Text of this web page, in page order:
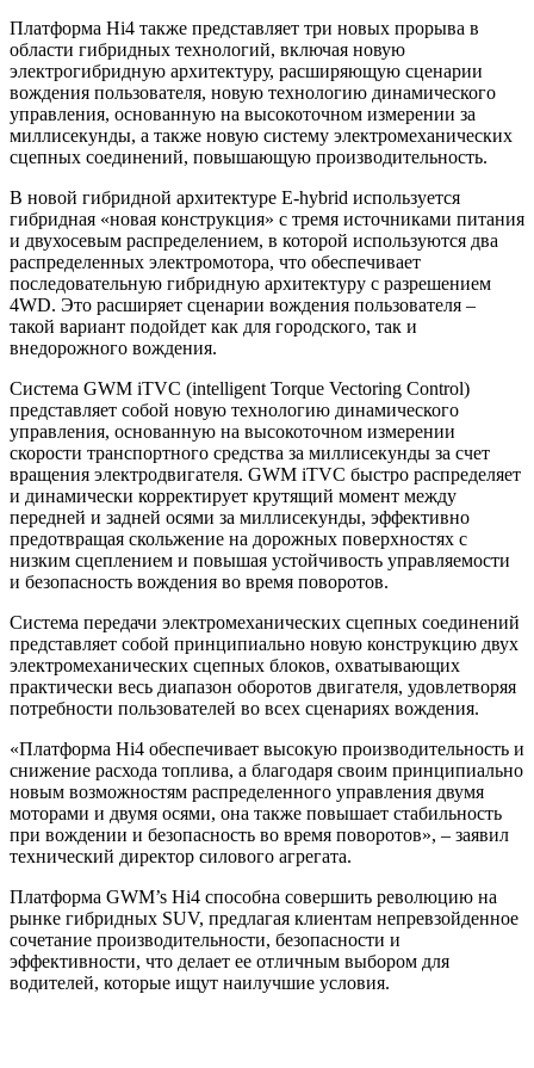
Платформа Hi4 также представляет три новых прорыва в
области гибридных технологий, включая новую
электрогибридную архитектуру, расширяющую сценарии
вождения пользователя, новую технологию динамического
управления, основанную на высокоточном измерении за
миллисекунды, а также новую систему электромеханических
сцепных соединений, повышающую производительность.
В новой гибридной архитектуре E-hybrid используется
гибридная «новая конструкция» с тремя источниками питания
и двухосевым распределением, в которой используются два
распределенных электромотора, что обеспечивает
последовательную гибридную архитектуру с разрешением
4WD. Это расширяет сценарии вождения пользователя –
такой вариант подойдет как для городского, так и
внедорожного вождения.
Система GWM iTVC (intelligent Torque Vectoring Control)
представляет собой новую технологию динамического
управления, основанную на высокоточном измерении
скорости транспортного средства за миллисекунды за счет
вращения электродвигателя. GWM iTVC быстро распределяет
и динамически корректирует крутящий момент между
передней и задней осями за миллисекунды, эффективно
предотвращая скольжение на дорожных поверхностях с
низким сцеплением и повышая устойчивость управляемости
и безопасность вождения во время поворотов.
Система передачи электромеханических сцепных соединений
представляет собой принципиально новую конструкцию двух
электромеханических сцепных блоков, охватывающих
практически весь диапазон оборотов двигателя, удовлетворяя
потребности пользователей во всех сценариях вождения.
«Платформа Hi4 обеспечивает высокую производительность и
снижение расхода топлива, а благодаря своим принципиально
новым возможностям распределенного управления двумя
моторами и двумя осями, она также повышает стабильность
при вождении и безопасность во время поворотов», – заявил
технический директор силового агрегата.
Платформа GWM’s Hi4 способна совершить революцию на
рынке гибридных SUV, предлагая клиентам непревзойденное
сочетание производительности, безопасности и
эффективности, что делает ее отличным выбором для
водителей, которые ищут наилучшие условия.